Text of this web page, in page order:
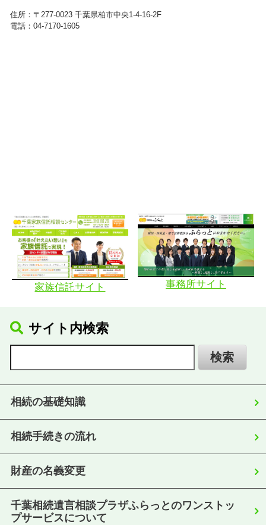
住所： 〒277-0023 千葉県柏市中央1-4-16-2F
電話：04-7170-1605
家族信託サイト 事務所サイト
サイト内検索
相続の基礎知識
相続手続きの流れ
財産の名義変更
千葉相続遺言相談プラザふらっとのワンストッ
プサービスについて